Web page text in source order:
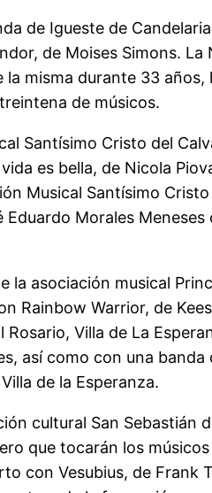
de Igueste de
de Moises Simons.
misma durante 33
de músicos.
Santísimo Cristo del
es bella, de Nicola
Musical Santísimo
Morales
la asociación musical
Rainbow Warrior, de
Villa de La
así como con una
de la Esperanza.
cultural San
que tocarán los
con Vesubius, de Frank